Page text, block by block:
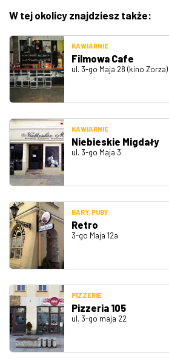
W tej okolicy znajdziesz także:
KAWIARNIE
Filmowa Cafe
ul. 3-go Maja 28 (kino Zorza)
KAWIARNIE
Niebieskie Migdały
ul. 3-go Maja 3
BARY, PUBY
Retro
3-go Maja 12a
PIZZERIE
Pizzeria 105
ul. 3-go maja 22